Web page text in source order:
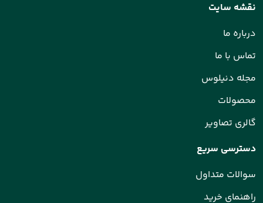
نقشه سایت
درباره ما
تماس با ما
مجله دنیلوس
محصولات
گالری تصاویر
دسترسی سریع
سوالات متداول
راهنمای خرید